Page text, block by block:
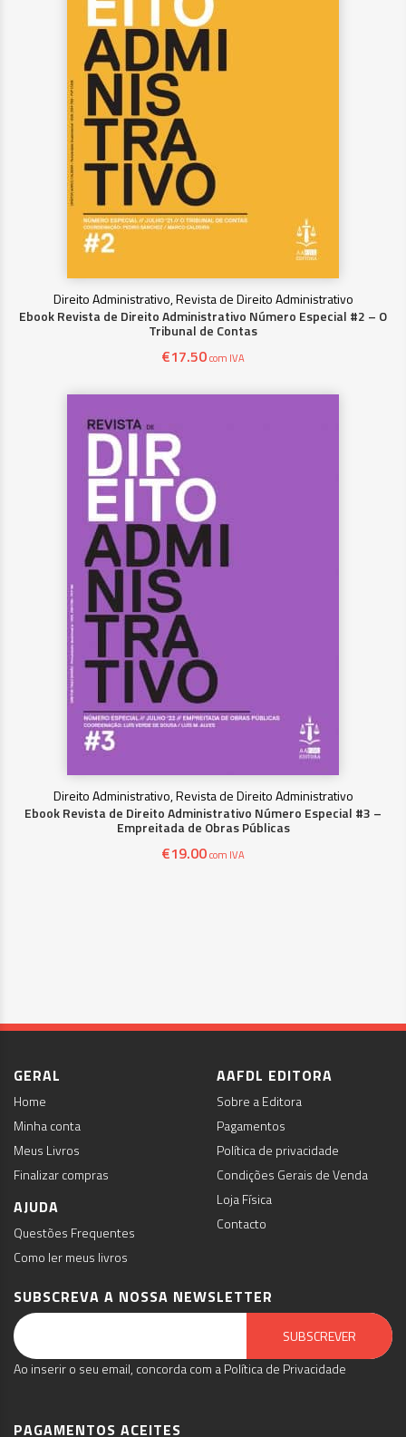
Direito Administrativo, Revista de Direito Administrativo
Ebook Revista de Direito Administrativo Número Especial #2 – O
Tribunal de Contas
€17.50com IVA
Direito Administrativo, Revista de Direito Administrativo
Ebook Revista de Direito Administrativo Número Especial #3 –
Empreitada de Obras Públicas
€19.00com IVA
GERAL
Home
Minha conta
Meus Livros
Finalizar compras
AJUDA
Questões Frequentes
Como ler meus livros
AAFDL EDITORA
Sobre a Editora
Pagamentos
Política de privacidade
Condições Gerais de Venda
Loja Física
Contacto
SUBSCREVA A NOSSA NEWSLETTER
SUBSCREVER
Email Marketing by E-goi
Ao inserir o seu email, concorda com a Política de Privacidade
PAGAMENTOS ACEITES